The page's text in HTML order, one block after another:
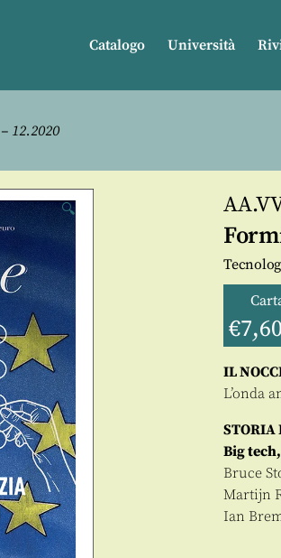
Catalogo Università
12.2020
🔍
€7,60
IL
L’onda
STORIA
Big
Bruce
Martijn
Ian